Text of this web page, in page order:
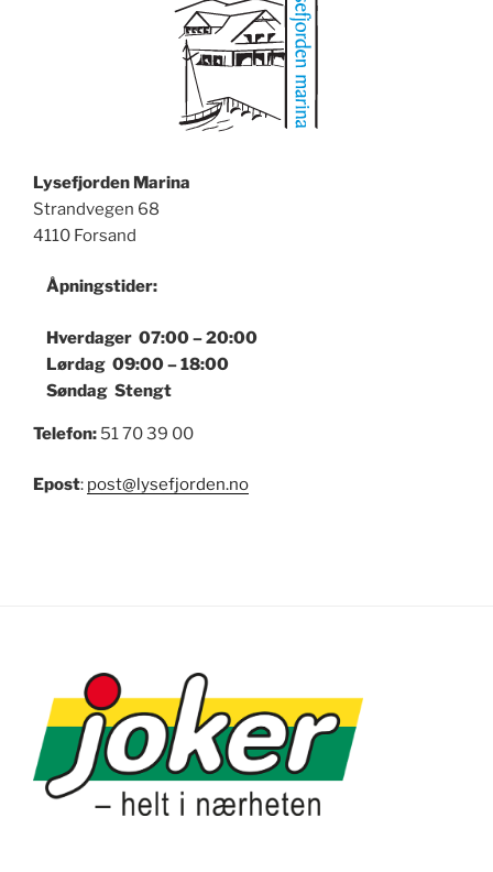
Lysefjorden Marina
Strandvegen 68
4110 Forsand
Åpningstider:
Hverdager 07:00 – 20:00
Lørdag 09:00 – 18:00
Søndag Stengt
Telefon: 51 70 39 00
Epost: post@lysefjorden.no